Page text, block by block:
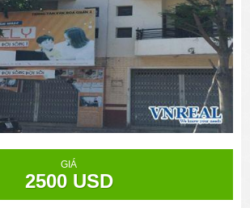
GIÁ
2500 USD